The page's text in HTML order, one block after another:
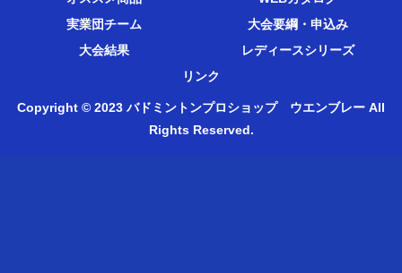
実業団チーム
大会要綱・申込み
大会結果
レディースシリーズ
リンク
Copyright © 2023 バドミントンプロショップ ウエンブレー All
Rights Reserved.